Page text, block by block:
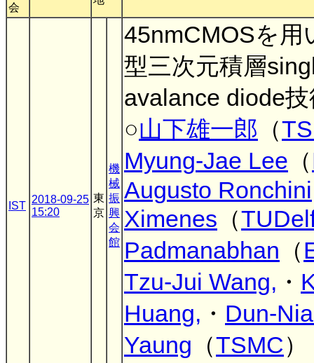
会
IST
2018-09-25
15:20
東
京
機
械
振
興
会
館
45nmCMOSを用
型三次元積層
avalance diode
○山下雄一郎 （
Myung-Jae Lee （
Augusto Ronchini
Ximenes （
Padmanabhan （
Tzu-Jui Wang, ・
Huang, ・ Dun-
Yaung （TSMC